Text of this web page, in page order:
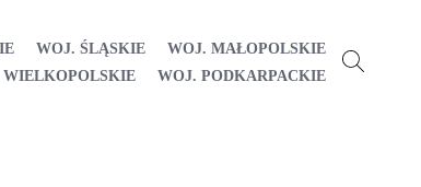
WOJ. ŚLĄSKIE
WOJ. MAŁOPOLSKIE
WIELKOPOLSKIE
WOJ. PODKARPACKIE